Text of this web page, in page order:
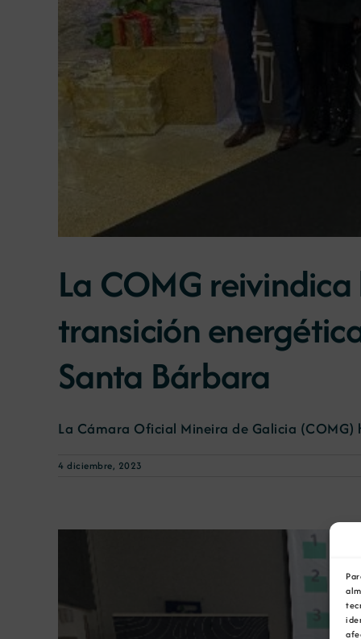
La COMG
transición
Santa Bárbara
La Cámara Oficial Mineira de Galicia (COMG)
4 diciembre, 2023